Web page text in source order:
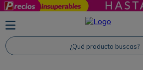
¿Qué producto buscas?
TÉRMINOS MÁS BUSCADOS
1. Protector Solar
2. Shampoo